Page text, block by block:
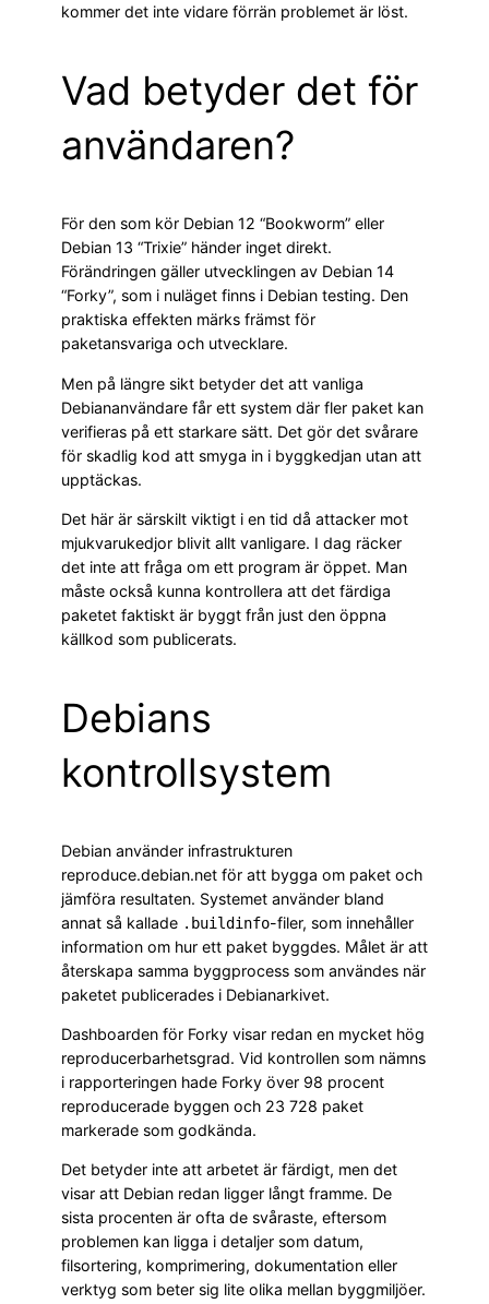
kommer det inte vidare förrän problemet är löst.
Vad betyder det för
användaren?
För den som kör Debian 12 “Bookworm” eller
Debian 13 “Trixie” händer inget direkt.
Förändringen gäller utvecklingen av Debian 14
“Forky”, som i nuläget finns i Debian testing. Den
praktiska effekten märks främst för
paketansvariga och utvecklare.
Men på längre sikt betyder det att vanliga
Debiananvändare får ett system där fler paket kan
verifieras på ett starkare sätt. Det gör det svårare
för skadlig kod att smyga in i byggkedjan utan att
upptäckas.
Det här är särskilt viktigt i en tid då attacker mot
mjukvarukedjor blivit allt vanligare. I dag räcker
det inte att fråga om ett program är öppet. Man
måste också kunna kontrollera att det färdiga
paketet faktiskt är byggt från just den öppna
källkod som publicerats.
Debians
kontrollsystem
Debian använder infrastrukturen
reproduce.debian.net för att bygga om paket och
jämföra resultaten. Systemet använder bland
annat så kallade .buildinfo-filer, som innehåller
information om hur ett paket byggdes. Målet är att
återskapa samma byggprocess som användes när
paketet publicerades i Debianarkivet.
Dashboarden för Forky visar redan en mycket hög
reproducerbarhetsgrad. Vid kontrollen som nämns
i rapporteringen hade Forky över 98 procent
reproducerade byggen och 23 728 paket
markerade som godkända.
Det betyder inte att arbetet är färdigt, men det
visar att Debian redan ligger långt framme. De
sista procenten är ofta de svåraste, eftersom
problemen kan ligga i detaljer som datum,
filsortering, komprimering, dokumentation eller
verktyg som beter sig lite olika mellan byggmiljöer.